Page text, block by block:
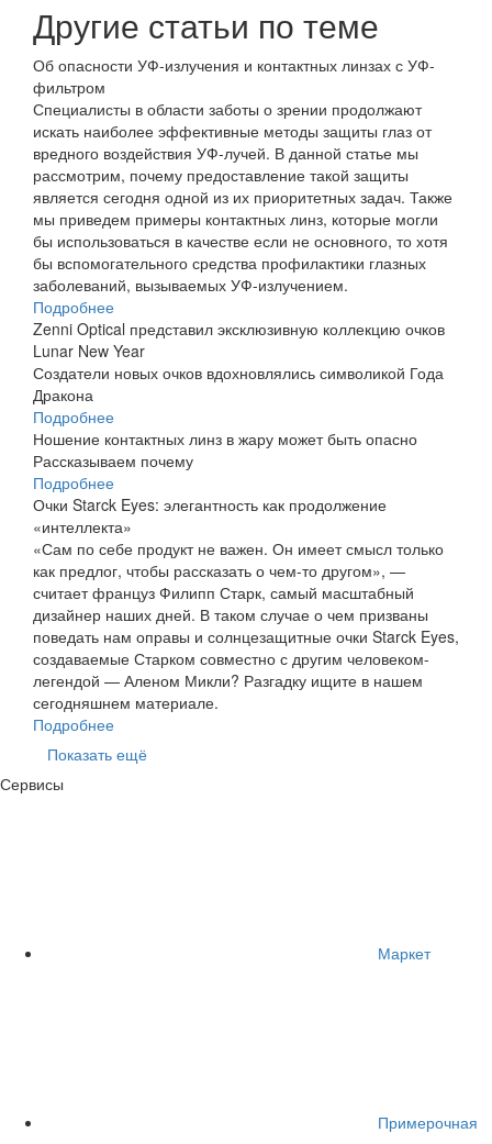
Другие статьи по теме
Об опасности УФ-излучения и контактных линзах с УФ-
фильтром
Специалисты в области заботы о зрении продолжают
искать наиболее эффективные методы защиты глаз от
вредного воздействия УФ-лучей. В данной статье мы
рассмотрим, почему предоставление такой защиты
является сегодня одной из их приоритетных задач. Также
мы приведем примеры контактных линз, которые могли
бы использоваться в качестве если не основного, то хотя
бы вспомогательного средства профилактики глазных
заболеваний, вызываемых УФ-излучением.
Подробнее
Zenni Optical представил эксклюзивную коллекцию очков
Lunar New Year
Создатели новых очков вдохновлялись символикой Года
Дракона
Подробнее
Ношение контактных линз в жару может быть опасно
Рассказываем почему
Подробнее
Очки Starck Eyes: элегантность как продолжение
«интеллекта»
«Сам по себе продукт не важен. Он имеет смысл только
как предлог, чтобы рассказать о чем-то другом», —
считает француз Филипп Старк, самый масштабный
дизайнер наших дней. В таком случае о чем призваны
поведать нам оправы и солнцезащитные очки Starck Eyes,
создаваемые Старком совместно с другим человеком-
легендой — Аленом Микли? Разгадку ищите в нашем
сегодняшнем материале.
Подробнее
Показать ещё
Сервисы
Маркет
Примерочная